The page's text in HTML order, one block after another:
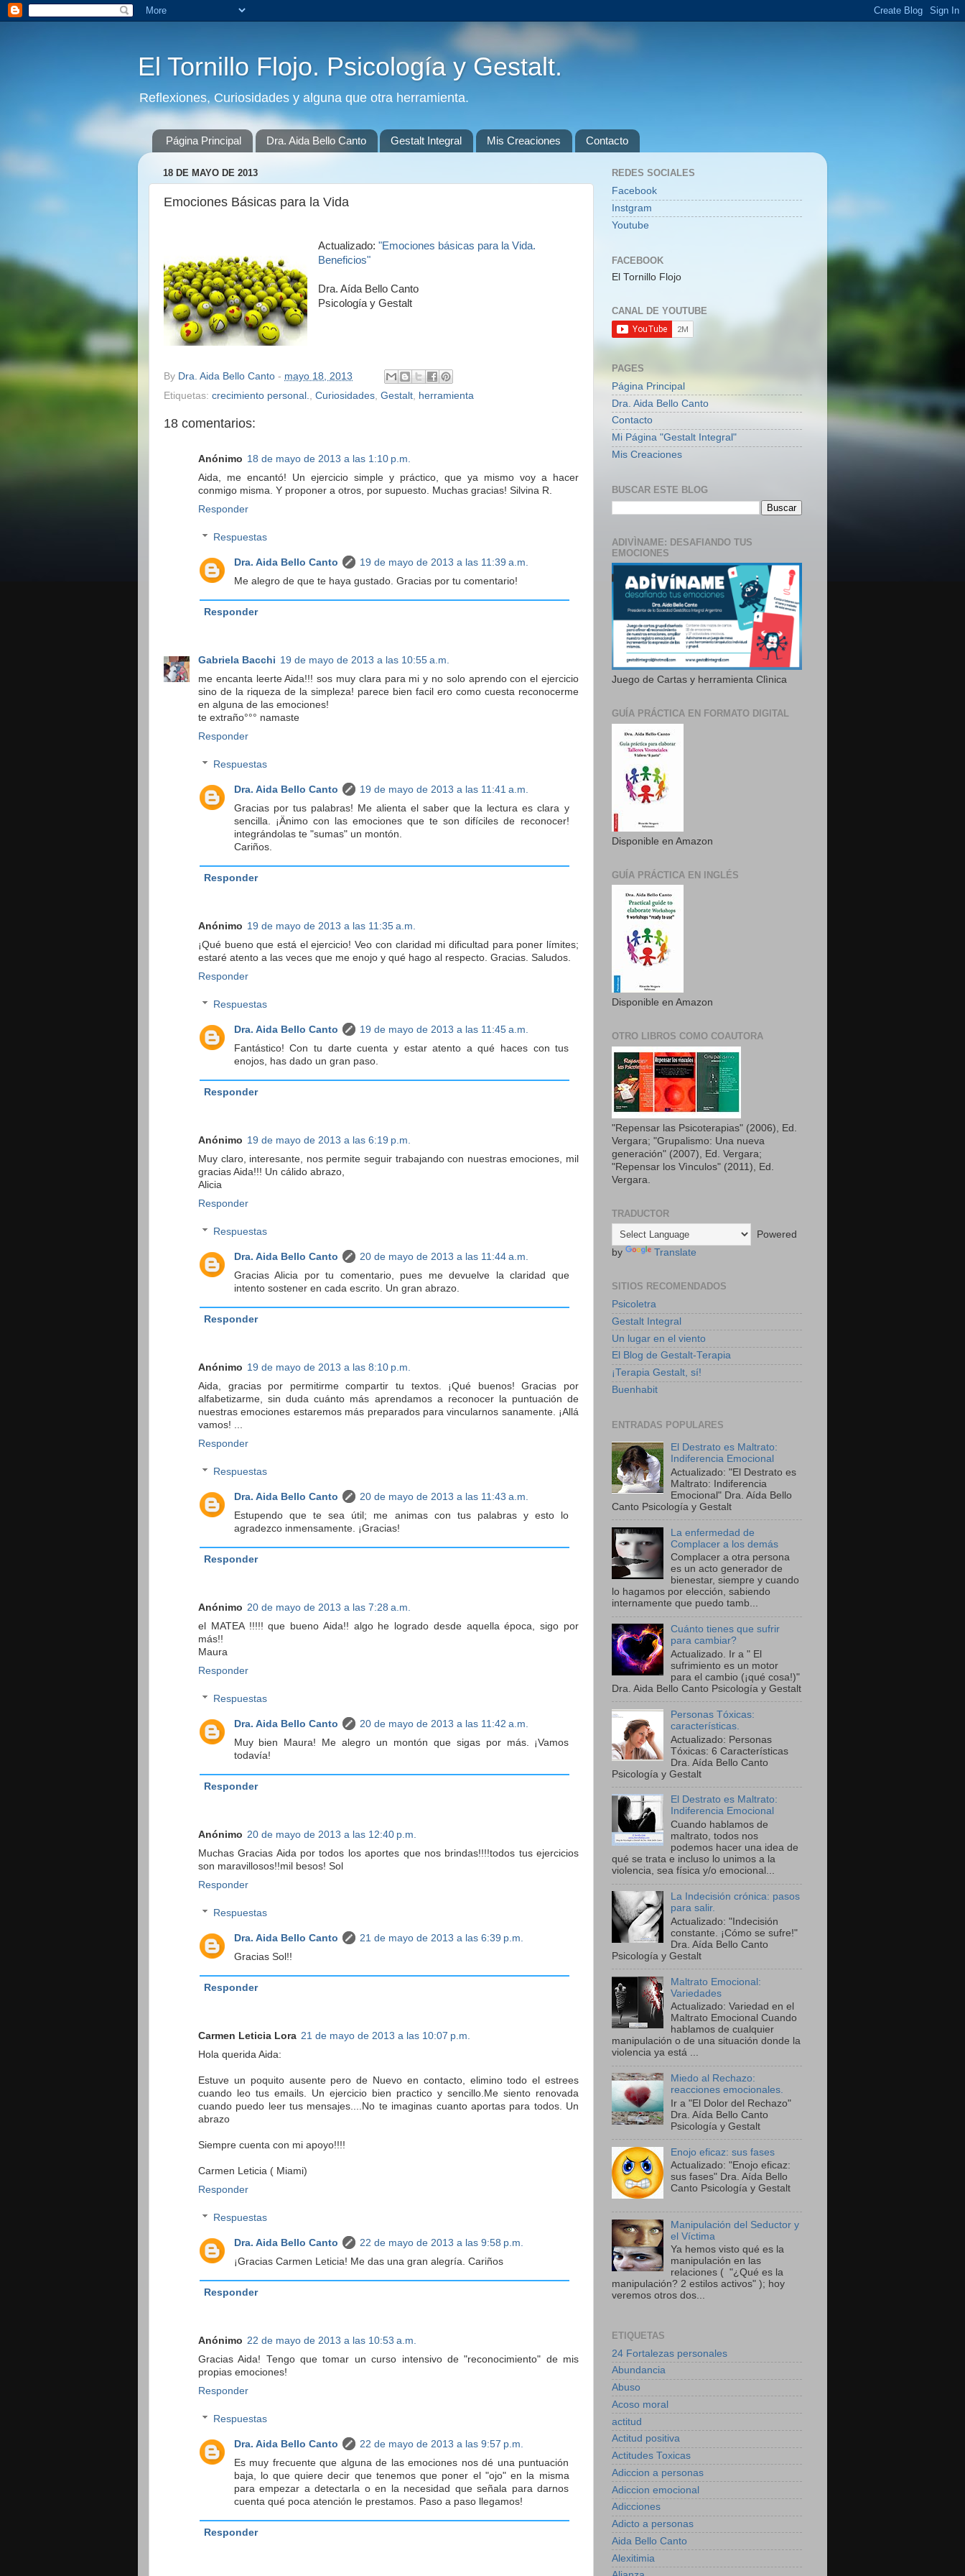
El Tornillo Flojo. Psicología y Gestalt.
Reflexiones, Curiosidades y alguna que otra herramienta.
Página Principal Dra. Aida Bello Canto Gestalt Integral Mis Creaciones Contacto
18 DE MAYO DE 2013
Emociones Básicas para la Vida
Actualizado: "Emociones básicas para la Vida.
Beneficios"
Dra. Aída Bello Canto
Psicología y Gestalt
By Dra. Aida Bello Canto - mayo 18, 2013
Etiquetas: crecimiento personal., Curiosidades, Gestalt, herramienta
18 comentarios:
Anónimo 18 de mayo de 2013 a las 1:10 p.m.
Aida, me encantó! Un ejercicio simple y práctico, que ya mismo voy a hacer
conmigo misma. Y proponer a otros, por supuesto. Muchas gracias! Silvina R.
Responder
Respuestas
Dra. Aida Bello Canto
19 de mayo de 2013 a las 11:39 a.m.
Me alegro de que te haya gustado. Gracias por tu comentario!
Responder
Gabriela Bacchi 19 de mayo de 2013 a las 10:55 a.m.
me encanta leerte Aida!!! sos muy clara para mi y no solo aprendo con el ejercicio
sino de la riqueza de la simpleza! parece bien facil ero como cuesta reconocerme
en alguna de las emociones!
te extraño°°° namaste
Responder
Respuestas
Dra. Aida Bello Canto
19 de mayo de 2013 a las 11:41 a.m.
Gracias por tus palabras! Me alienta el saber que la lectura es clara y
sencilla. ¡Änimo con las emociones que te son difíciles de reconocer!
integrándolas te "sumas" un montón.
Cariños.
Responder
Anónimo 19 de mayo de 2013 a las 11:35 a.m.
¡Qué bueno que está el ejercicio! Veo con claridad mi dificultad para poner límites;
estaré atento a las veces que me enojo y qué hago al respecto. Gracias. Saludos.
Responder
Respuestas
Dra. Aida Bello Canto
19 de mayo de 2013 a las 11:45 a.m.
Fantástico! Con tu darte cuenta y estar atento a qué haces con tus
enojos, has dado un gran paso.
Responder
Anónimo 19 de mayo de 2013 a las 6:19 p.m.
Muy claro, interesante, nos permite seguir trabajando con nuestras emociones, mil
gracias Aida!!! Un cálido abrazo,
Alicia
Responder
Respuestas
Dra. Aida Bello Canto
20 de mayo de 2013 a las 11:44 a.m.
Gracias Alicia por tu comentario, pues me devuelve la claridad que
intento sostener en cada escrito. Un gran abrazo.
Responder
Anónimo 19 de mayo de 2013 a las 8:10 p.m.
Aida, gracias por permitirme compartir tu textos. ¡Qué buenos! Gracias por
alfabetizarme, sin duda cuánto más aprendamos a reconocer la puntuación de
nuestras emociones estaremos más preparados para vincularnos sanamente. ¡Allá
vamos! ...
Responder
Respuestas
Dra. Aida Bello Canto
20 de mayo de 2013 a las 11:43 a.m.
Estupendo que te sea útil; me animas con tus palabras y esto lo
agradezco inmensamente. ¡Gracias!
Responder
Anónimo 20 de mayo de 2013 a las 7:28 a.m.
el MATEA !!!!! que bueno Aida!! algo he logrado desde aquella época, sigo por
más!!
Maura
Responder
Respuestas
Dra. Aida Bello Canto
20 de mayo de 2013 a las 11:42 a.m.
Muy bien Maura! Me alegro un montón que sigas por más. ¡Vamos
todavía!
Responder
Anónimo 20 de mayo de 2013 a las 12:40 p.m.
Muchas Gracias Aida por todos los aportes que nos brindas!!!!todos tus ejercicios
son maravillosos!!mil besos! Sol
Responder
Respuestas
Dra. Aida Bello Canto
21 de mayo de 2013 a las 6:39 p.m.
Gracias Sol!!
Responder
Carmen Leticia Lora 21 de mayo de 2013 a las 10:07 p.m.
Hola querida Aida:
Estuve un poquito ausente pero de Nuevo en contacto, elimino todo el estrees
cuando leo tus emails. Un ejercicio bien practico y sencillo.Me siento renovada
cuando puedo leer tus mensajes....No te imaginas cuanto aportas para todos. Un
abrazo
Siempre cuenta con mi apoyo!!!!
Carmen Leticia ( Miami)
Responder
Respuestas
Dra. Aida Bello Canto
22 de mayo de 2013 a las 9:58 p.m.
¡Gracias Carmen Leticia! Me das una gran alegría. Cariños
Responder
Anónimo 22 de mayo de 2013 a las 10:53 a.m.
Gracias Aida! Tengo que tomar un curso intensivo de "reconocimiento" de mis
propias emociones!
Responder
Respuestas
Dra. Aida Bello Canto
22 de mayo de 2013 a las 9:57 p.m.
Es muy frecuente que alguna de las emociones nos dé una puntuación
baja, lo que quiere decir que tenemos que poner el "ojo" en la misma
para empezar a detectarla o en la necesidad que señala para darnos
cuenta qué poca atención le prestamos. Paso a paso llegamos!
Responder
REDES SOCIALES
Facebook
Instgram
Youtube
FACEBOOK
El Tornillo Flojo
CANAL DE YOUTUBE
PAGES
Página Principal
Dra. Aida Bello Canto
Contacto
Mi Página "Gestalt Integral"
Mis Creaciones
BUSCAR ESTE BLOG
ADIVÌNAME: DESAFIANDO TUS
EMOCIONES
Juego de Cartas y herramienta Clìnica
GUÍA PRÁCTICA EN FORMATO DIGITAL
Disponible en Amazon
GUÍA PRÁCTICA EN INGLÉS
Disponible en Amazon
OTRO LIBROS COMO COAUTORA
"Repensar las Psicoterapias" (2006), Ed.
Vergara; "Grupalismo: Una nueva
generación" (2007), Ed. Vergara;
"Repensar los Vìnculos" (2011), Ed.
Vergara.
TRADUCTOR
Powered
by
Translate
SITIOS RECOMENDADOS
Psicoletra
Gestalt Integral
Un lugar en el viento
El Blog de Gestalt-Terapia
¡Terapia Gestalt, sí!
Buenhabit
ENTRADAS POPULARES
El Destrato es Maltrato:
Indiferencia Emocional
Actualizado: "El Destrato es
Maltrato: Indiferencia
Emocional" Dra. Aída Bello
Canto Psicología y Gestalt
La enfermedad de
Complacer a los demás
Complacer a otra persona
es un acto generador de
bienestar, siempre y cuando
lo hagamos por elección, sabiendo
internamente que puedo tamb...
Cuánto tienes que sufrir
para cambiar?
Actualizado. Ir a " El
sufrimiento es un motor
para el cambio (¡qué cosa!)"
Dra. Aida Bello Canto Psicología y Gestalt
Personas Tóxicas:
características.
Actualizado: Personas
Tóxicas: 6 Características
Dra. Aída Bello Canto
Psicología y Gestalt
El Destrato es Maltrato:
Indiferencia Emocional
Cuando hablamos de
maltrato, todos nos
podemos hacer una idea de
qué se trata e incluso lo unimos a la
violencia, sea física y/o emocional...
La Indecisión crónica: pasos
para salir.
Actualizado: "Indecisión
constante. ¡Cómo se sufre!"
Dra. Aída Bello Canto
Psicología y Gestalt
Maltrato Emocional:
Variedades
Actualizado: Variedad en el
Maltrato Emocional Cuando
hablamos de cualquier
manipulación o de una situación donde la
violencia ya está ...
Miedo al Rechazo:
reacciones emocionales.
Ir a "El Dolor del Rechazo"
Dra. Aída Bello Canto
Psicología y Gestalt
Enojo eficaz: sus fases
Actualizado: "Enojo eficaz:
sus fases" Dra. Aída Bello
Canto Psicología y Gestalt
Manipulación del Seductor y
el Víctima
Ya hemos visto qué es la
manipulación en las
relaciones ( "¿Qué es la
manipulación? 2 estilos activos" ); hoy
veremos otros dos...
ETIQUETAS
24 Fortalezas personales
Abundancia
Abuso
Acoso moral
actitud
Actitud positiva
Actitudes Toxicas
Adiccion a personas
Adiccion emocional
Adicciones
Adicto a personas
Aida Bello Canto
Alexitimia